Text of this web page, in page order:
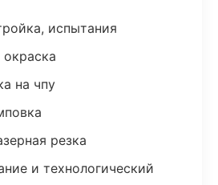
испытания
на чпу
резка
и технологический